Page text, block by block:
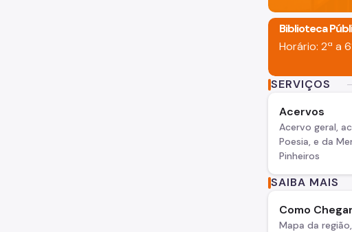
Biblioteca
Horário: 2ª a
SERVIÇOS
Acervos
Acervo geral,
Poesia, e da
Pinheiros
SAIBA MAIS
Como Chegar
Mapa da